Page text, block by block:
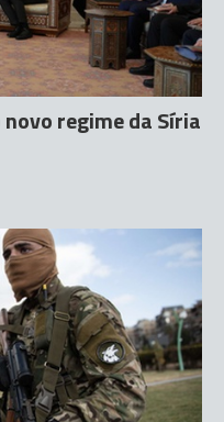
regime da Síria